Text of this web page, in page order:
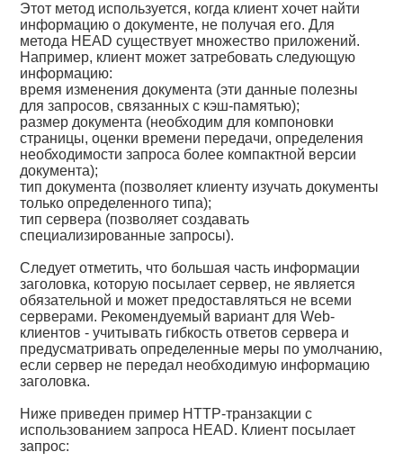
Этот метод используется, когда клиент хочет найти
информацию о документе, не получая его. Для
метода HEAD существует множество приложений.
Например, клиент может затребовать следующую
информацию:
время изменения документа (эти данные полезны
для запросов, связанных с кэш-памятью);
размер документа (необходим для компоновки
страницы, оценки времени передачи, определения
необходимости запроса более компактной версии
документа);
тип документа (позволяет клиенту изучать документы
только определенного типа);
тип сервера (позволяет создавать
специализированные запросы).
Следует отметить, что большая часть информации
заголовка, которую посылает сервер, не является
обязательной и может предоставляться не всеми
серверами. Рекомендуемый вариант для Web-
клиентов - учитывать гибкость ответов сервера и
предусматривать определенные меры по умолчанию,
если сервер не передал необходимую информацию
заголовка.
Ниже приведен пример HTTP-транзакции с
использованием запроса HEAD. Клиент посылает
запрос: